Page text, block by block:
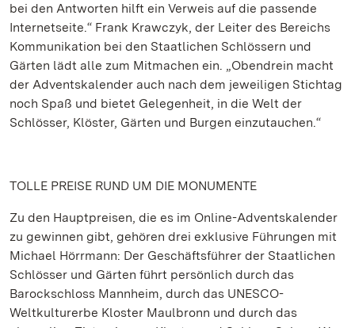
bei den Antworten hilft ein Verweis auf die passende
Internetseite.“ Frank Krawczyk, der Leiter des Bereichs
Kommunikation bei den Staatlichen Schlössern und
Gärten lädt alle zum Mitmachen ein. „Obendrein macht
der Adventskalender auch nach dem jeweiligen Stichtag
noch Spaß und bietet Gelegenheit, in die Welt der
Schlösser, Klöster, Gärten und Burgen einzutauchen.“
TOLLE PREISE RUND UM DIE MONUMENTE
Zu den Hauptpreisen, die es im Online-Adventskalender
zu gewinnen gibt, gehören drei exklusive Führungen mit
Michael Hörrmann: Der Geschäftsführer der Staatlichen
Schlösser und Gärten führt persönlich durch das
Barockschloss Mannheim, durch das UNESCO-
Weltkulturerbe Kloster Maulbronn und durch das